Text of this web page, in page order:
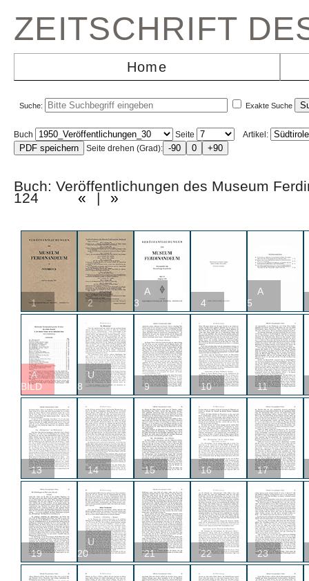
ZEITSCHRIFT
Home
Suche: Exakte Suche
Buch Seite
Artikel:
Seite drehen (Grad):
Buch: Veröffentlichungen des Museum
124 « | »
1 2
A
3
4
A
5
A
BILD
U
8
9 10 11
13 14 15 16 17
19
U
20
21 22 23